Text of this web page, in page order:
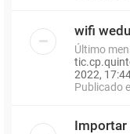
wifi
Último
2022,
Publicado
Importar